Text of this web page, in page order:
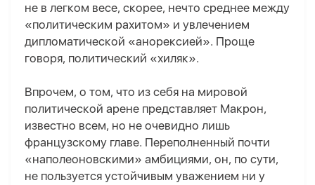
не в легком весе, скорее, нечто среднее между
«политическим рахитом» и увлечением
дипломатической «анорексией». Проще
говоря, политический «хиляк».
Впрочем, о том, что из себя на мировой
политической арене представляет Макрон,
известно всем, но не очевидно лишь
французскому главе. Переполненный почти
«наполеоновскими» амбициями, он, по сути,
не пользуется устойчивым уважением ни у